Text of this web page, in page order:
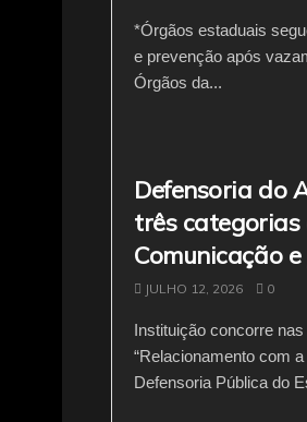
*Órgãos estaduais
e prevenção após
Órgãos da...
Defensoria do
três categorias
Comunicação
JULHO 12, 2026 0
Instituição concorre
“Relacionamento com a
Defensoria Pública do